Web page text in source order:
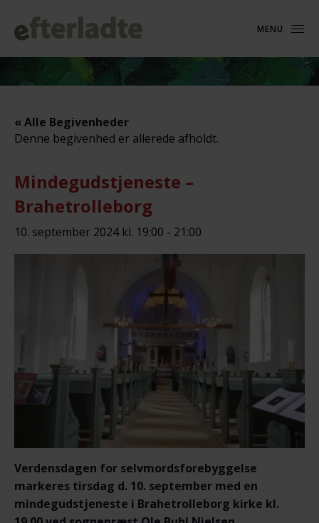
MENU
« Alle Begivenheder
Denne begivenhed er allerede afholdt.
Mindegudstjeneste –
Brahetrolleborg
10. september 2024 kl. 19:00 - 21:00
Verdensdagen for selvmordsforebyggelse
markeres tirsdag d. 10. september med en
mindegudstjeneste i Brahetrolleborg kirke kl.